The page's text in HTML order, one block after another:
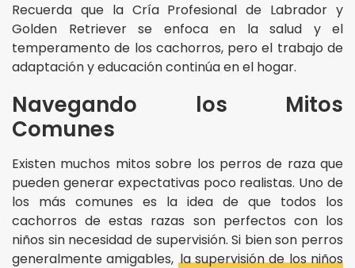
Recuerda que la Cría Profesional de Labrador y
Golden Retriever se enfoca en la salud y el
temperamento de los cachorros, pero el trabajo de
adaptación y educación continúa en el hogar.
Navegando los Mitos
Comunes
Existen muchos mitos sobre los perros de raza que
pueden generar expectativas poco realistas. Uno de
los más comunes es la idea de que todos los
cachorros de estas razas son perfectos con los
niños sin necesidad de supervisión. Si bien son perros
generalmente amigables, la supervisión de los niños